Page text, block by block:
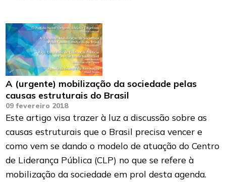
A (urgente) mobilização da sociedade pelas
causas estruturais do Brasil
09 fevereiro 2018
Este artigo visa trazer à luz a discussão sobre as
causas estruturais que o Brasil precisa vencer e
como vem se dando o modelo de atuação do Centro
de Liderança Pública (CLP) no que se refere à
mobilização da sociedade em prol desta agenda.